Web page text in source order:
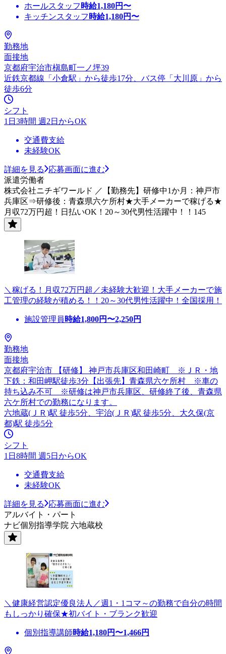
ホールスタッフ 時給1,180円〜
キッチンスタッフ 時給1,180円〜
勤務地
面接地
京都府宇治市槇島町一ノ坪39
近鉄京都線「小倉駅」から徒歩17分、バス停「大川原」から
徒歩6分
シフト
1日3時間 週2日からOK
交通費支給
未経験OK
詳細を見る
応募画面に進む
派遣労働者
株式会社ニチギワールド ／【勤務先】研修中1か月：神戸市
兵庫区⇒研修後：青森県六ケ所村★大手メーカーで稼げる★
月収72万円超！日払いOK！20～30代男性活躍中！！145
＼稼げる！月収72万円超／未経験大歓迎！大手メーカーで施
工管理の経験が積める！！20～30代男性活躍中！全国採用！
施設管理員 時給1,800円〜2,250円
勤務地
面接地
京都府宇治市 【研修】 神戸市兵庫区和田崎町 ※ＪＲ・地
下鉄：和田岬駅徒歩3分【出張先】青森県六ケ所村 ※車の
持ち込み不可 ※研修は神戸市兵庫区、研修終了後、青森県
六ケ所村での勤務になります。
六地蔵(ＪＲ)駅 徒歩5分、宇治(ＪＲ)駅 徒歩5分、大久保(京
都)駅 徒歩5分
シフト
1日8時間 週5日からOK
交通費支給
未経験OK
詳細を見る
応募画面に進む
アルバイト・パート
ナビ個別指導学院 六地蔵校
＼健康経営認定優良法人／週1・1コマ～の勤務で自分の時間
もしっかり確保★初バイト・ブランク歓迎
個別指導講師時給1,180円〜1,466円